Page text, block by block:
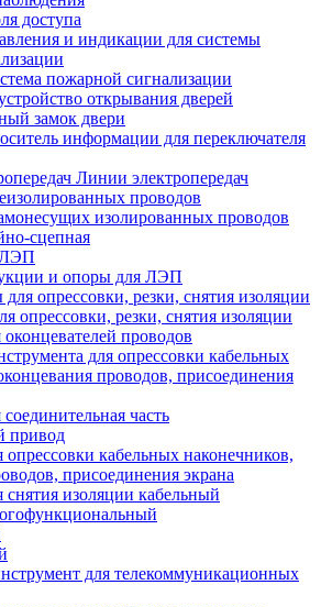
доступа
и индикации для системы
пожарной сигнализации
открывания дверей
замок двери
информации для переключателя
Линии электропередач
проводов
изолированных проводов
сцепная
ЛЭП
и опоры для ЛЭП
опрессовки, резки, снятия изоляции
проводов
для опрессовки кабельных
проводов, присоединения
часть
привод
кабельных наконечников,
присоединения экрана
изоляции кабельный
для телекоммуникационных